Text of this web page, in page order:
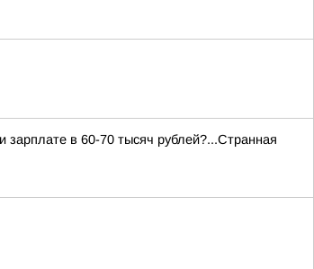
зарплате в 60-70 тысяч рублей?...Странная